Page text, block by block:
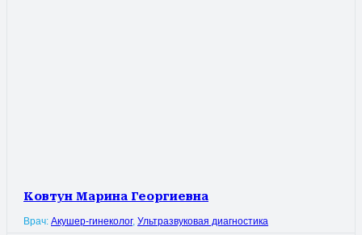
Ковтун Марина Георгиевна
Врач: Акушер-гинеколог, Ультразвуковая диагностика